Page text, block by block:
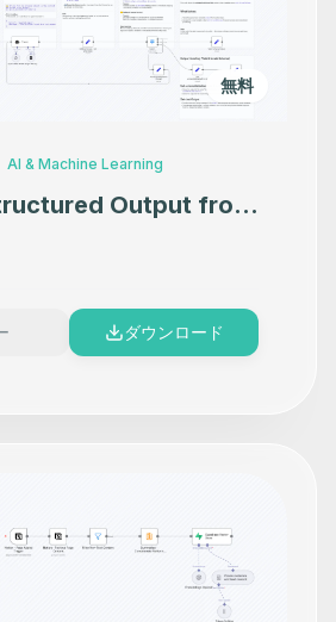
無料
AI & Machine Learning
Output from
the
Switch node
ダウンロード